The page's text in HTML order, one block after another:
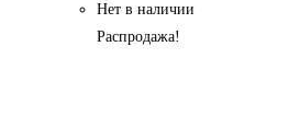
Нет в наличии
Распродажа!